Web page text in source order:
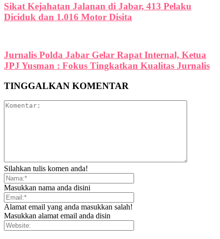
Sikat Kejahatan Jalanan di Jabar, 413 Pelaku
Diciduk dan 1.016 Motor Disita
Jurnalis Polda Jabar Gelar Rapat Internal, Ketua
JPJ Yusman : Fokus Tingkatkan Kualitas Jurnalis
TINGGALKAN KOMENTAR
Silahkan tulis komen anda!
Masukkan nama anda disini
Alamat email yang anda masukkan salah!
Masukkan alamat email anda disin